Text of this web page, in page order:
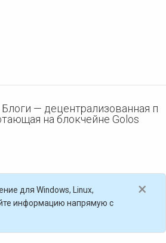
Блоги — децентрализованная п
на блокчейне Golos
×
для Windows, Linux,
информацию напрямую с